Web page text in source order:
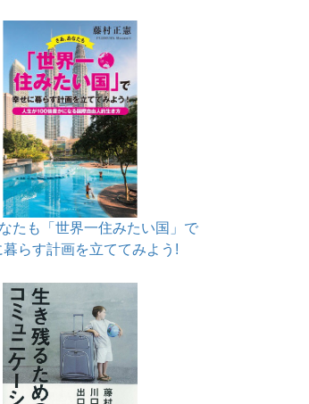
たも「世界一住みたい国」で
暮らす計画を立ててみよう!